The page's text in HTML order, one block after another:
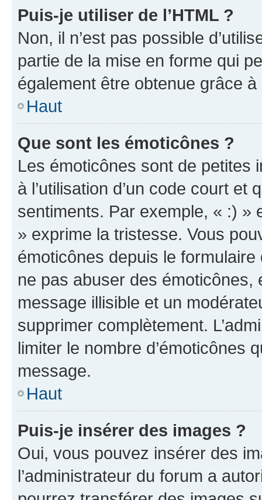
Puis-je utiliser de l’HTML ?
Non, il n’est pas possible
partie de la mise en forme qui
également être obtenue grâce à
Haut
Que sont les émoticônes ?
Les émoticônes sont de petites
à l’utilisation d’un code court et
sentiments. Par exemple, « :) »
» exprime la tristesse. Vous
émoticônes depuis le
ne pas abuser des
message illisible et un
supprimer complètement.
limiter le nombre d’émoticônes
message.
Haut
Puis-je insérer des images ?
Oui, vous pouvez insérer des
l’administrateur du forum a